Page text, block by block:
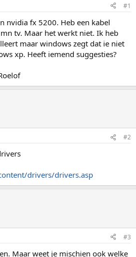
#1
nvidia fx 5200. Heb een kabel
tv. Maar het werkt niet. Ik heb
maar windows zegt dat ie niet
xp. Heeft iemend suggesties?
#2
drivers/drivers.asp
#3
Maar weet je mischien ook welke